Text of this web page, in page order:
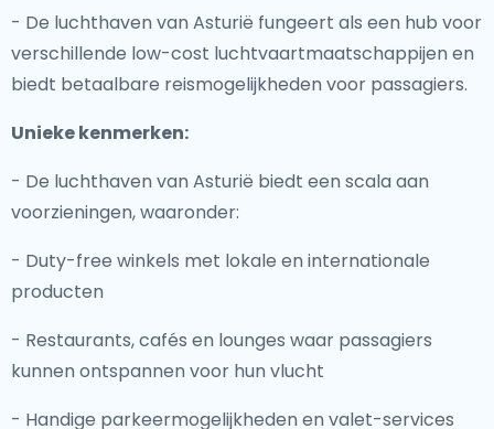
- De luchthaven van Asturië fungeert als een hub voor
verschillende low-cost luchtvaartmaatschappijen en
biedt betaalbare reismogelijkheden voor passagiers.
Unieke kenmerken:
- De luchthaven van Asturië biedt een scala aan
voorzieningen, waaronder:
- Duty-free winkels met lokale en internationale
producten
- Restaurants, cafés en lounges waar passagiers
kunnen ontspannen voor hun vlucht
- Handige parkeermogelijkheden en valet-services